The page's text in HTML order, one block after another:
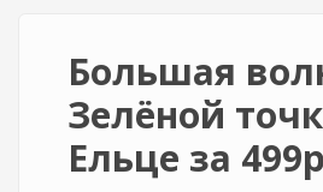
Большая
Зелёной
Ельце за